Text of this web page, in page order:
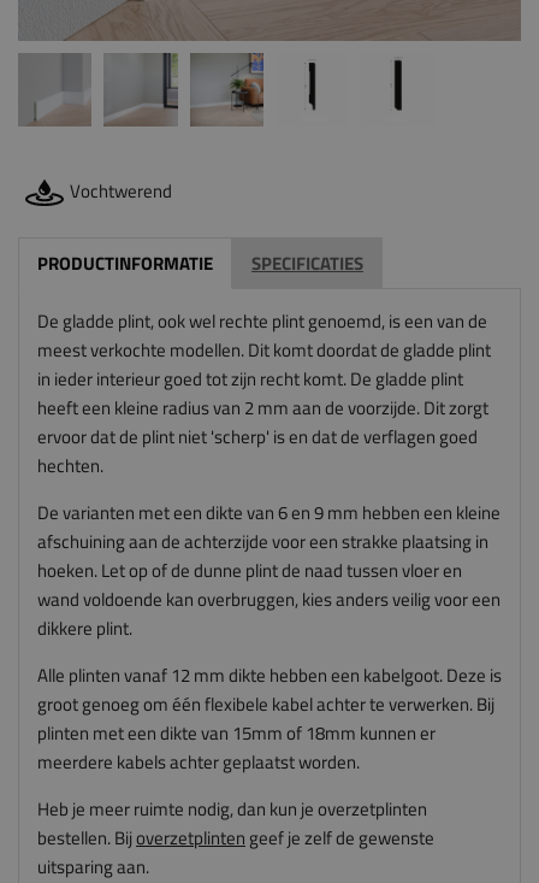
Vochtwerend
PRODUCTINFORMATIE SPECIFICATIES
De gladde plint, ook wel rechte plint genoemd, is een van de
meest verkochte modellen. Dit komt doordat de gladde plint
in ieder interieur goed tot zijn recht komt. De gladde plint
heeft een kleine radius van 2 mm aan de voorzijde. Dit zorgt
ervoor dat de plint niet 'scherp' is en dat de verflagen goed
hechten.
De varianten met een dikte van 6 en 9 mm hebben een kleine
afschuining aan de achterzijde voor een strakke plaatsing in
hoeken. Let op of de dunne plint de naad tussen vloer en
wand voldoende kan overbruggen, kies anders veilig voor een
dikkere plint.
Alle plinten vanaf 12 mm dikte hebben een kabelgoot. Deze is
groot genoeg om één flexibele kabel achter te verwerken. Bij
plinten met een dikte van 15mm of 18mm kunnen er
meerdere kabels achter geplaatst worden.
Heb je meer ruimte nodig, dan kun je overzetplinten
bestellen. Bijoverzetplinten geef je zelf de gewenste
uitsparing aan.